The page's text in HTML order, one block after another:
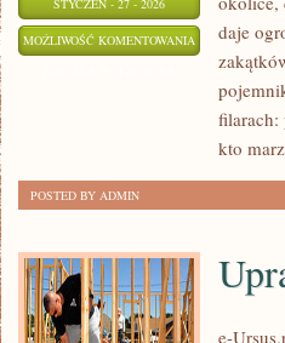
STYCZEŃ - 27 - 2026
MOŻLIWOŚĆ KOMENTOWANIA MAŁA
OGRODOWA
daje
filarach:
kto
POSTED BY ADMIN
e-